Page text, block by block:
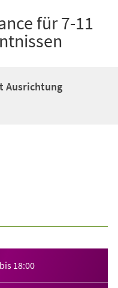
für 7-11
Ausrichtung
bis 18:00